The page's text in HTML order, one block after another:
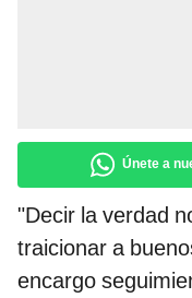
Únete a
"Decir la verdad
traicionar a
encargo